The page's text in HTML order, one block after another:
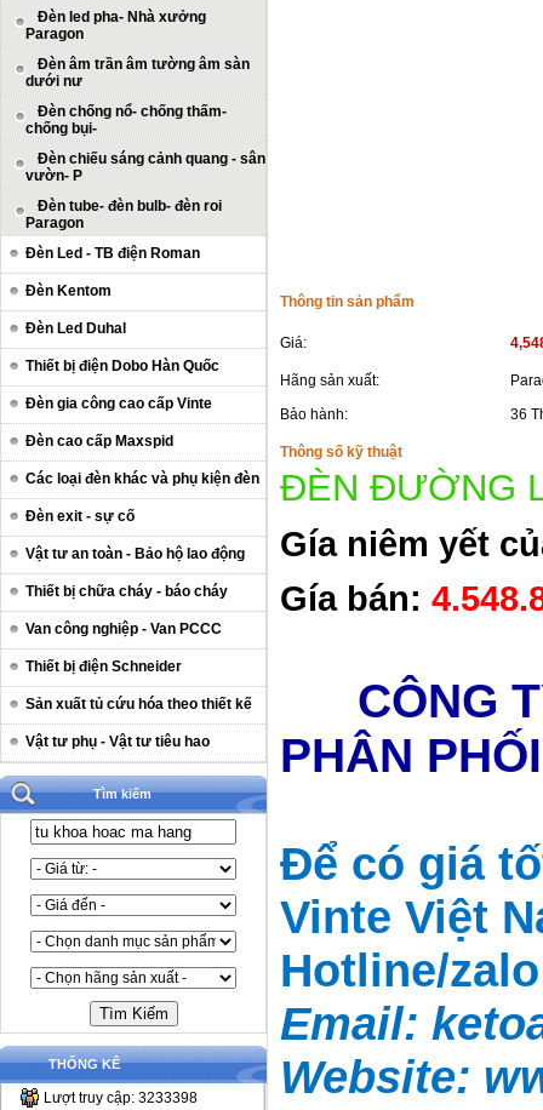
Đèn led pha- Nhà xưởng
Paragon
Đèn âm trần âm tường âm sàn
dưới nư
Đèn chống nổ- chống thấm-
chống bụi-
Đèn chiếu sáng cảnh quang - sân
vườn- P
Đèn tube- đèn bulb- đèn roi
Paragon
Đèn Led - TB điện Roman
Đèn Kentom
Đèn Led Duhal
Thiết bị điện Dobo Hàn Quốc
Đèn gia công cao cấp Vinte
Đèn cao cấp Maxspid
Các loại đèn khác và phụ kiện đèn
Đèn exit - sự cố
Vật tư an toàn - Bảo hộ lao động
Thiết bị chữa cháy - báo cháy
Van công nghiệp - Van PCCC
Thiết bị điện Schneider
Sản xuất tủ cứu hóa theo thiết kế
Vật tư phụ - Vật tư tiêu hao
Tìm kiếm
THỐNG KÊ
Lượt truy cập: 3233398
Thông tin sản phẩm
Giá:
Hãng sản xuất:
Bảo hành:
36
Thông số kỹ thuật
ĐÈN ĐƯỜNG
Gía niêm yết
Gía bán:
CÔNG
PHÂN
Để có giá
Vinte Việt
Hotline/
Email:
Website: